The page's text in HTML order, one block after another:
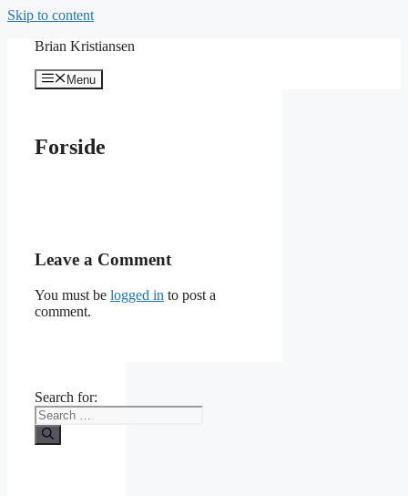
Skip to content
Brian Kristiansen
Menu
Forside
Leave a Comment
You must be logged in to post a
comment.
Search for: